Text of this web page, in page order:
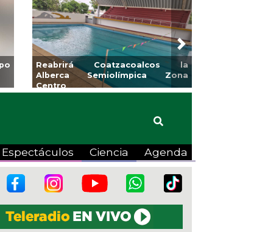
la
Emprendedores de Xalapa
exponen en Mercadito
Bicentenario
Next
Espectáculos Ciencia Agenda